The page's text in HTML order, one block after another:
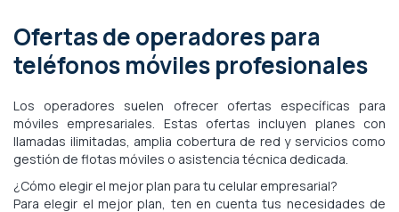
Ofertas de operadores para
teléfonos móviles profesionales
Los operadores suelen ofrecer ofertas específicas para
móviles empresariales. Estas ofertas incluyen planes con
llamadas ilimitadas, amplia cobertura de red y servicios como
gestión de flotas móviles o asistencia técnica dedicada.
¿Cómo elegir el mejor plan para tu celular empresarial?
Para elegir el mejor plan, ten en cuenta tus necesidades de